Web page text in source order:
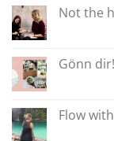
Not the
Gönn dir!
Flow